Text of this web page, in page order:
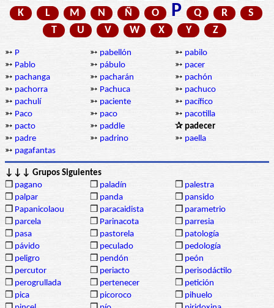
K
L M N Ñ O P Q R
S
T
U V W X Y Z
➳ P ➳ pabellón ➳ pabilo
➳ Pablo ➳ pábulo ➳ pacer
➳ pachanga ➳ pacharán ➳ pachón
➳ pachorra ➳ Pachuca ➳ pachuco
➳ pachulí ➳ paciente ➳ pacífico
➳ Paco ➳ paco ➳ pacotilla
➳ pacto ➳ paddle
✰ padecer
➳ padre ➳ padrino ➳ paella
➳ pagafantas
↓↓↓ Grupos Siguientes
❒ pagano ❒ paladín ❒ palestra
❒ palpar ❒ panda ❒ pansido
❒ Papanicolaou ❒ paracaidista ❒ parametrio
❒ parcela ❒ Parinacota ❒ parresia
❒ pasa ❒ pastorela ❒ patología
❒ pávido ❒ peculado ❒ pedología
❒ peligro ❒ pendón ❒ peón
❒ percutor ❒ periacto ❒ perisodáctilo
❒ perogrullada ❒ pertenecer ❒ petición
❒ pica ❒ picoroco ❒ pihuelo